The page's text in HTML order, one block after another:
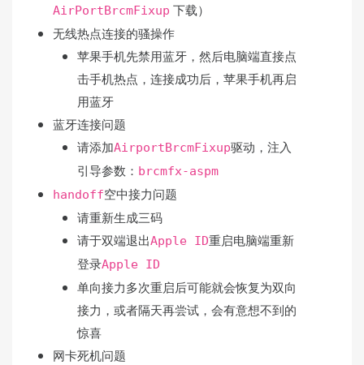
AirPortBrcmFixup 下载）
无线热点连接的骚操作
苹果手机先禁用蓝牙，然后电脑端直接点
击手机热点，连接成功后，苹果手机再启
用蓝牙
蓝牙连接问题
请添加AirportBrcmFixup驱动，注入
引导参数： brcmfx-aspm
handoff空中接力问题
请重新生成三码
请于双端退出Apple ID重启电脑端重新
登录Apple ID
单向接力多次重启后可能就会恢复为双向
接力，或者隔天再尝试，会有意想不到的
惊喜
网卡死机问题